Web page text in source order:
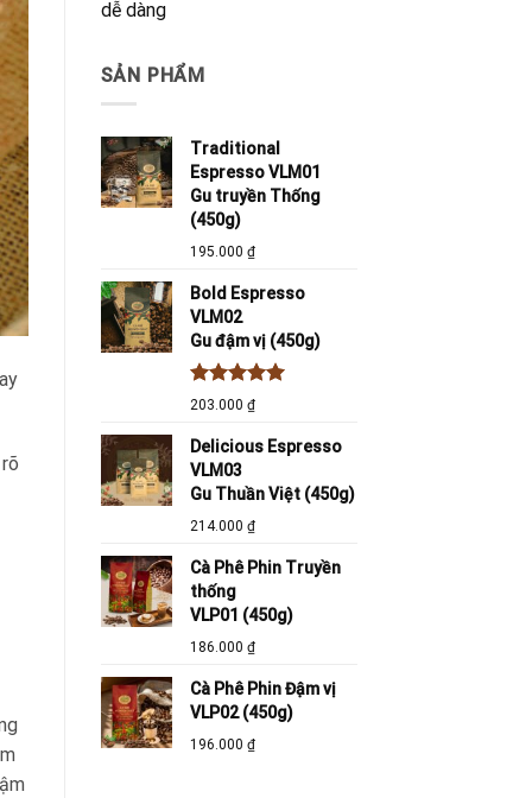
dễ dàng
SẢN PHẨM
Traditional
Espresso VLM01
Gu truyền Thống
(450g)
195.000 ₫
Bold Espresso
VLM02
Gu đậm vị (450g)
Được xếp
5 sao
203.000 ₫
Delicious Espresso
VLM03
Gu Thuần Việt (450g)
214.000 ₫
Cà Phê Phin Truyền
thống
VLP01 (450g)
186.000 ₫
Cà Phê Phin Đậm vị
VLP02 (450g)
196.000 ₫